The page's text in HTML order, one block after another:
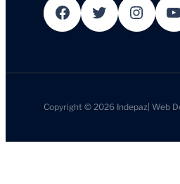
Facebook Twitter Instagram YouTube
Copyright © 2026 Indepaz|Web